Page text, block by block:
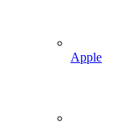
Apple